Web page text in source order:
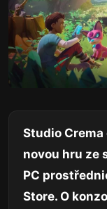
Studio Crema
novou hru ze
PC
Store. O